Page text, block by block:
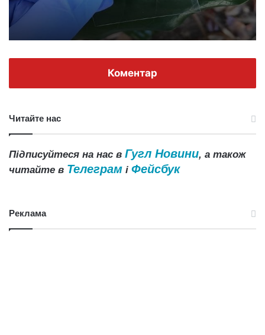
Коментар
Читайте нас
Підписуйтеся на нас в Гугл Новини, а також
читайте в Телеграм і Фейсбук
Реклама